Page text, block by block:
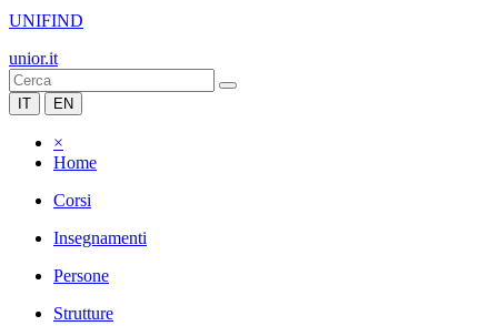
UNIFIND
unior.it
IT EN
×
Home
Corsi
Insegnamenti
Persone
Strutture